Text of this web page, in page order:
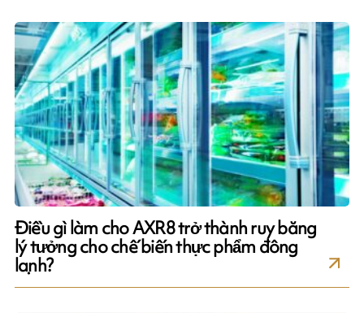
Điều gì làm cho AXR8 trở thành ruy băng
lý tưởng cho chế biến thực phẩm đông
lạnh?